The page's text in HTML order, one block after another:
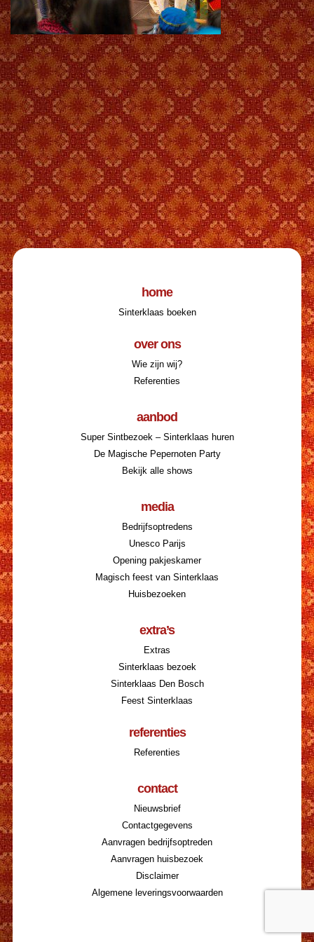
home
Sinterklaas boeken
over ons
Wie zijn wij?
Referenties
aanbod
Super Sintbezoek – Sinterklaas huren
De Magische Pepernoten Party
Bekijk alle shows
media
Bedrijfsoptredens
Unesco Parijs
Opening pakjeskamer
Magisch feest van Sinterklaas
Huisbezoeken
extra’s
Extras
Sinterklaas bezoek
Sinterklaas Den Bosch
Feest Sinterklaas
referenties
Referenties
contact
Nieuwsbrief
Contactgegevens
Aanvragen bedrijfsoptreden
Aanvragen huisbezoek
Disclaimer
Algemene leveringsvoorwaarden